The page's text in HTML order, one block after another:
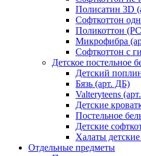
Полисатин 3D
Софткоттон
Поликоттон
Микрофибра
Софткоттон с
Детское постельное
Детский
Бязь (арт. ДБ)
Valteryteens
Детские
Постельное
Детские
Халаты
Отдельные предметы